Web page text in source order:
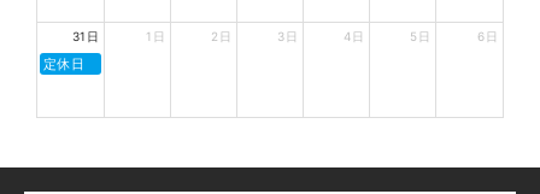
31日
定休日
1日 2日 3日 4日 5日 6日